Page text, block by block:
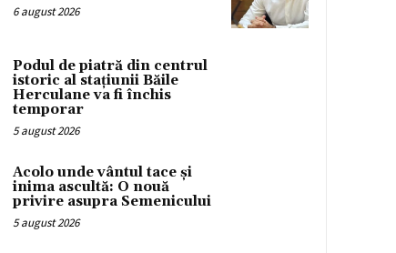
6 august 2026
Podul de piatră din centrul
istoric al stațiunii Băile
Herculane va fi închis
temporar
5 august 2026
Acolo unde vântul tace și
inima ascultă: O nouă
privire asupra Semenicului
5 august 2026